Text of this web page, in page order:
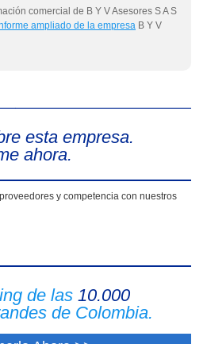
comercial de B Y V Asesores S A S
ampliado de la empresa B Y V
esta empresa.
ahora.
y competencia con nuestros
de las 10.000
de Colombia.